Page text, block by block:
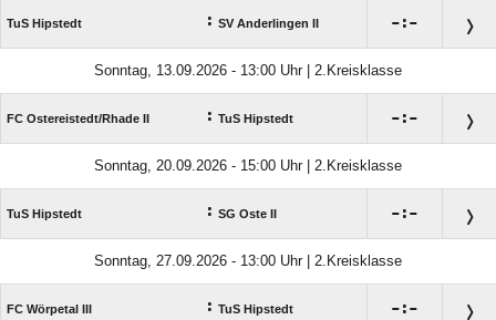
TuS Hipstedt : SV Anderlingen II :
Sonntag, 13.09.2026 - 13:00 Uhr | 2.Kreisklasse
FC Ostereistedt/​Rhade II : TuS Hipstedt :
Sonntag, 20.09.2026 - 15:00 Uhr | 2.Kreisklasse
TuS Hipstedt : SG Oste II :
Sonntag, 27.09.2026 - 13:00 Uhr | 2.Kreisklasse
FC Wörpetal III : TuS Hipstedt :